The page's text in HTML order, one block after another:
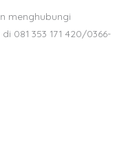
menghubungi
081 353 171 420/0366-